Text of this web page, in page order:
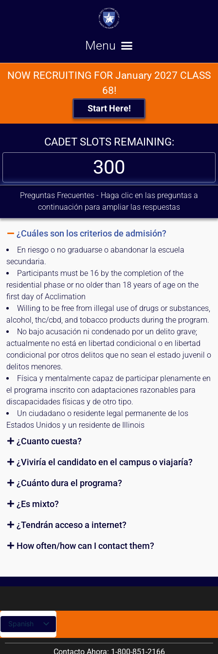
NOW RECRUITING FOR January 2027 CLASS
68!
Start Here!
CADET SLOTS REMAINING:
300
Preguntas Frecuentes - Haga clic en las preguntas a
continuación para ampliar las respuestas
¿Cuáles son los criterios de admisión?
En riesgo o no graduarse o abandonar la escuela
secundaria.
Participants must be 16 by the completion of the
residential phase or no older than 18 years of age on the
first day of Acclimation
Willing to be free from illegal use of drugs or substances,
alcohol, thc/cbd, and tobacco products during the program.
No bajo acusación ni condenado por un delito grave;
actualmente no está en libertad condicional o en libertad
condicional por otros delitos que no sean el estado juvenil o
delitos menores.
Física y mentalmente capaz de participar plenamente en
el programa inscrito con adaptaciones razonables para
discapacidades físicas y de otro tipo.
Un ciudadano o residente legal permanente de los
Estados Unidos y un residente de Illinois
¿Cuanto cuesta?
¿Viviría el candidato en el campus o viajaría?
¿Cuánto dura el programa?
¿Es mixto?
¿Tendrán acceso a internet?
How often/how can I contact them?
Spanish
English
Contacto Ahora: 1-800-851-2166